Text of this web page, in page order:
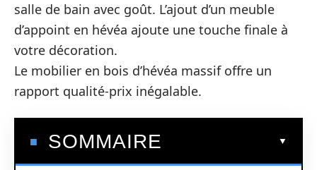
salle de bain avec goût. L’ajout d’un meuble
d’appoint en hévéa ajoute une touche finale à
votre décoration.
Le mobilier en bois d’hévéa massif offre un
rapport qualité-prix inégalable.
SOMMAIRE